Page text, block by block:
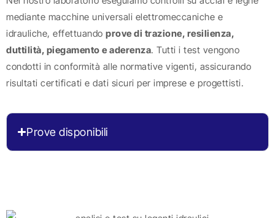
mediante macchine universali elettromeccaniche e
idrauliche, effettuando prove di trazione, resilienza,
duttilità, piegamento e aderenza. Tutti i test vengono
condotti in conformità alle normative vigenti, assicurando
risultati certificati e dati sicuri per imprese e progettisti.
Prove disponibili